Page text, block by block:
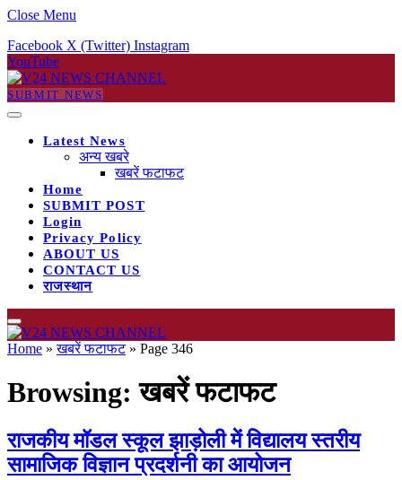
Close Menu
Facebook X (Twitter) Instagram
YouTube
SUBMIT NEWS
Latest News
अन्य खबरे
खबरें फटाफट
Home
SUBMIT POST
Login
Privacy Policy
ABOUT US
CONTACT US
राजस्थान
Home »खबरें फटाफट» Page 346
Browsing:खबरें फटाफट
राजकीय मॉडल स्कूल झाड़ोली में विद्यालय स्तरीय
सामाजिक विज्ञान प्रदर्शनी का आयोजन